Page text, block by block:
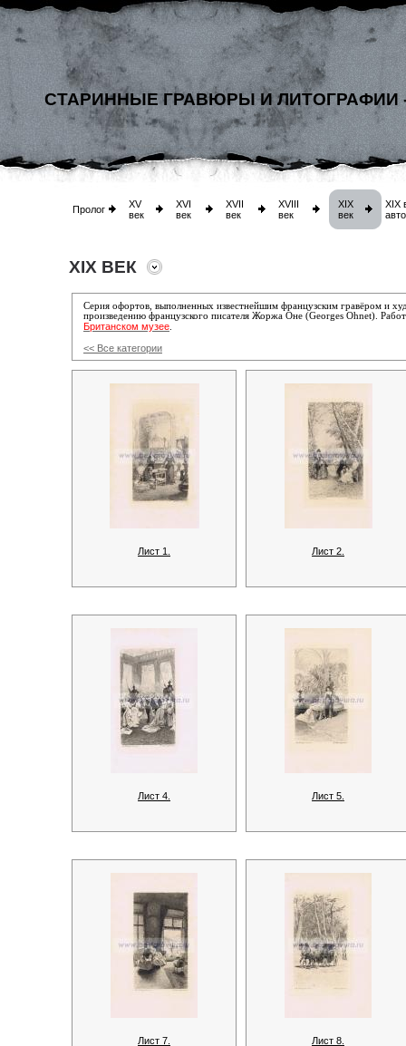
СТАРИННЫЕ ГРАВЮРЫ И ЛИТОГРАФИИ
Пролог
XV
век
XVI
век
XVII
век
XVIII
век
XIX
век
XIX
XIX ВЕК
Серия офортов, выполненных известнейшим французским гравёром и
произведению французского писателя Жоржа Оне (Georges Ohnet).
Британском музее
<< Все категории
Лист 1. Лист 2.
Лист 4. Лист 5.
Лист 7. Лист 8.